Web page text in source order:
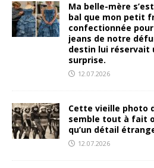
Ma belle-mère
bal que mon petit
confectionnée
jeans de notre
destin lui réservait
surprise.
12.07.2026
Cette vieille photo
semble tout à fait
qu’un détail
12.07.2026